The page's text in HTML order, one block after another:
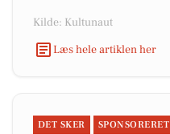
Kilde: Kultunaut
Læs hele artiklen her
DET SKER SPONSORERET